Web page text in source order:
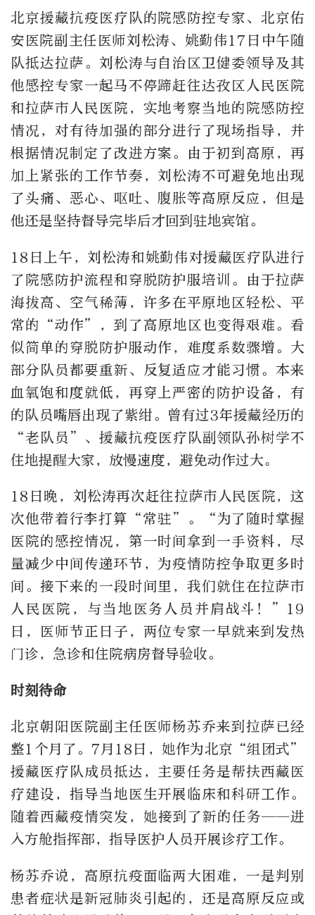
北京援藏抗疫医疗队的院感防控专家、北京佑
安医院副主任医师刘松涛、姚勤伟17日中午随
队抵达拉萨。刘松涛与自治区卫健委领导及其
他感控专家一起马不停蹄赶往达孜区人民医院
和拉萨市人民医院，实地考察当地的院感防控
情况，对有待加强的部分进行了现场指导，并
根据情况制定了改进方案。由于初到高原，再
加上紧张的工作节奏，刘松涛不可避免地出现
了头痛、恶心、呕吐、腹胀等高原反应，但是
他还是坚持督导完毕后才回到驻地宾馆。
18日上午，刘松涛和姚勤伟对援藏医疗队进行
了院感防护流程和穿脱防护服培训。由于拉萨
海拔高、空气稀薄，许多在平原地区轻松、平
常的“动作”，到了高原地区也变得艰难。看
似简单的穿脱防护服动作，难度系数骤增。大
部分队员都要重新、反复适应才能习惯。本来
血氧饱和度就低，再穿上严密的防护设备，有
的队员嘴唇出现了紫绀。曾有过3年援藏经历的
“老队员”、援藏抗疫医疗队副领队孙树学不
住地提醒大家，放慢速度，避免动作过大。
18日晚，刘松涛再次赶往拉萨市人民医院，这
次他带着行李打算“常驻”。“为了随时掌握
医院的感控情况，第一时间拿到一手资料，尽
量减少中间传递环节，为疫情防控争取更多时
间。接下来的一段时间里，我们就住在拉萨市
人民医院，与当地医务人员并肩战斗！”19
日，医师节正日子，两位专家一早就来到发热
门诊，急诊和住院病房督导验收。
时刻待命
北京朝阳医院副主任医师杨苏乔来到拉萨已经
整1个月了。7月18日，她作为北京“组团式”
援藏医疗队成员抵达，主要任务是帮扶西藏医
疗建设，指导当地医生开展临床和科研工作。
随着西藏疫情突发，她接到了新的任务——进
入方舱指挥部，指导医护人员开展诊疗工作。
杨苏乔说，高原抗疫面临两大困难，一是判别
患者症状是新冠肺炎引起的，还是高原反应或